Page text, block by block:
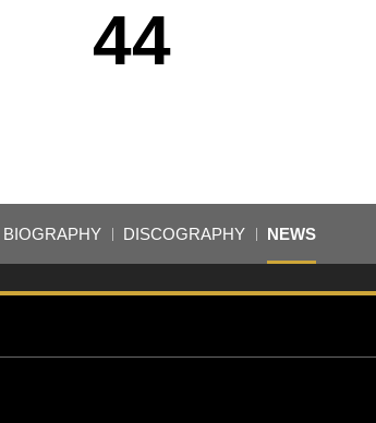
44
BIOGRAPHY DISCOGRAPHY NEWS